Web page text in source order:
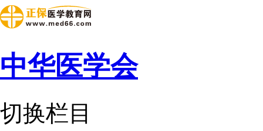
中华医学会
切换栏目